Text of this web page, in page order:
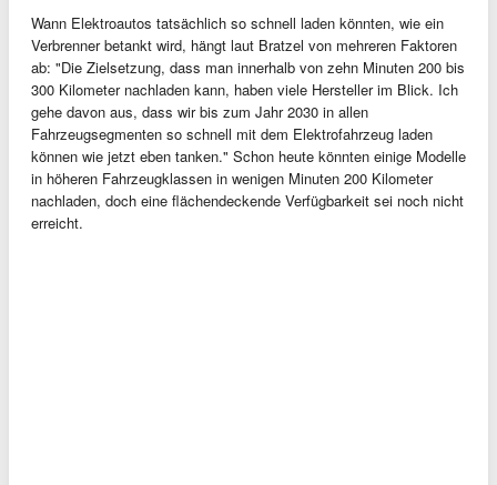
Wann Elektroautos tatsächlich so schnell laden könnten, wie ein
Verbrenner betankt wird, hängt laut Bratzel von mehreren Faktoren
ab: "Die Zielsetzung, dass man innerhalb von zehn Minuten 200 bis
300 Kilometer nachladen kann, haben viele Hersteller im Blick. Ich
gehe davon aus, dass wir bis zum Jahr 2030 in allen
Fahrzeugsegmenten so schnell mit dem Elektrofahrzeug laden
können wie jetzt eben tanken." Schon heute könnten einige Modelle
in höheren Fahrzeugklassen in wenigen Minuten 200 Kilometer
nachladen, doch eine flächendeckende Verfügbarkeit sei noch nicht
erreicht.